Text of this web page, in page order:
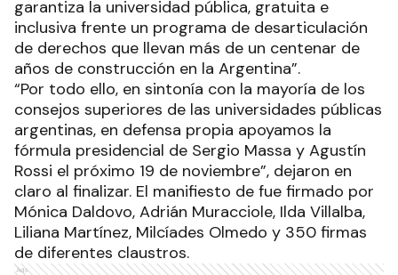
garantiza la universidad pública, gratuita e
inclusiva frente un programa de desarticulación
de derechos que llevan más de un centenar de
años de construcción en la Argentina”.
“Por todo ello, en sintonía con la mayoría de los
consejos superiores de las universidades públicas
argentinas, en defensa propia apoyamos la
fórmula presidencial de Sergio Massa y Agustín
Rossi el próximo 19 de noviembre”, dejaron en
claro al finalizar. El manifiesto de fue firmado por
Mónica Daldovo, Adrián Muracciole, Ilda Villalba,
Liliana Martínez, Milcíades Olmedo y 350 firmas
de diferentes claustros.
Ads